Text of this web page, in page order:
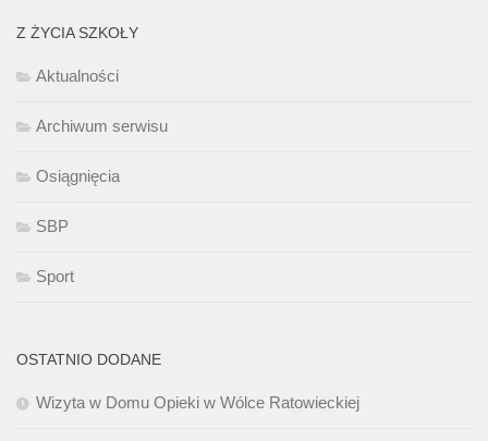
Z ŻYCIA SZKOŁY
Aktualności
Archiwum serwisu
Osiągnięcia
SBP
Sport
OSTATNIO DODANE
Wizyta w Domu Opieki w Wólce Ratowieckiej